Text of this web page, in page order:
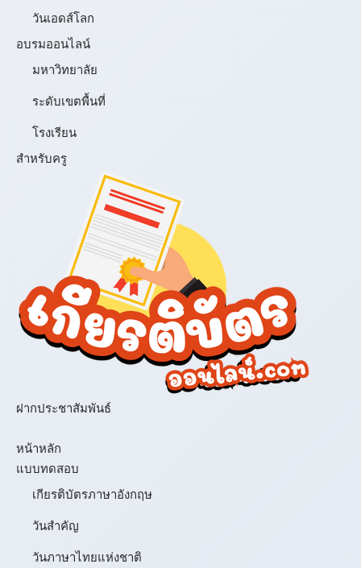
วันเอดส์โลก
อบรมออนไลน์
มหาวิทยาลัย
ระดับเขตพื้นที่
โรงเรียน
สำหรับครู
ฝากประชาสัมพันธ์
หน้าหลัก
แบบทดสอบ
เกียรติบัตรภาษาอังกฤษ
วันสำคัญ
วันภาษาไทยแห่งชาติ